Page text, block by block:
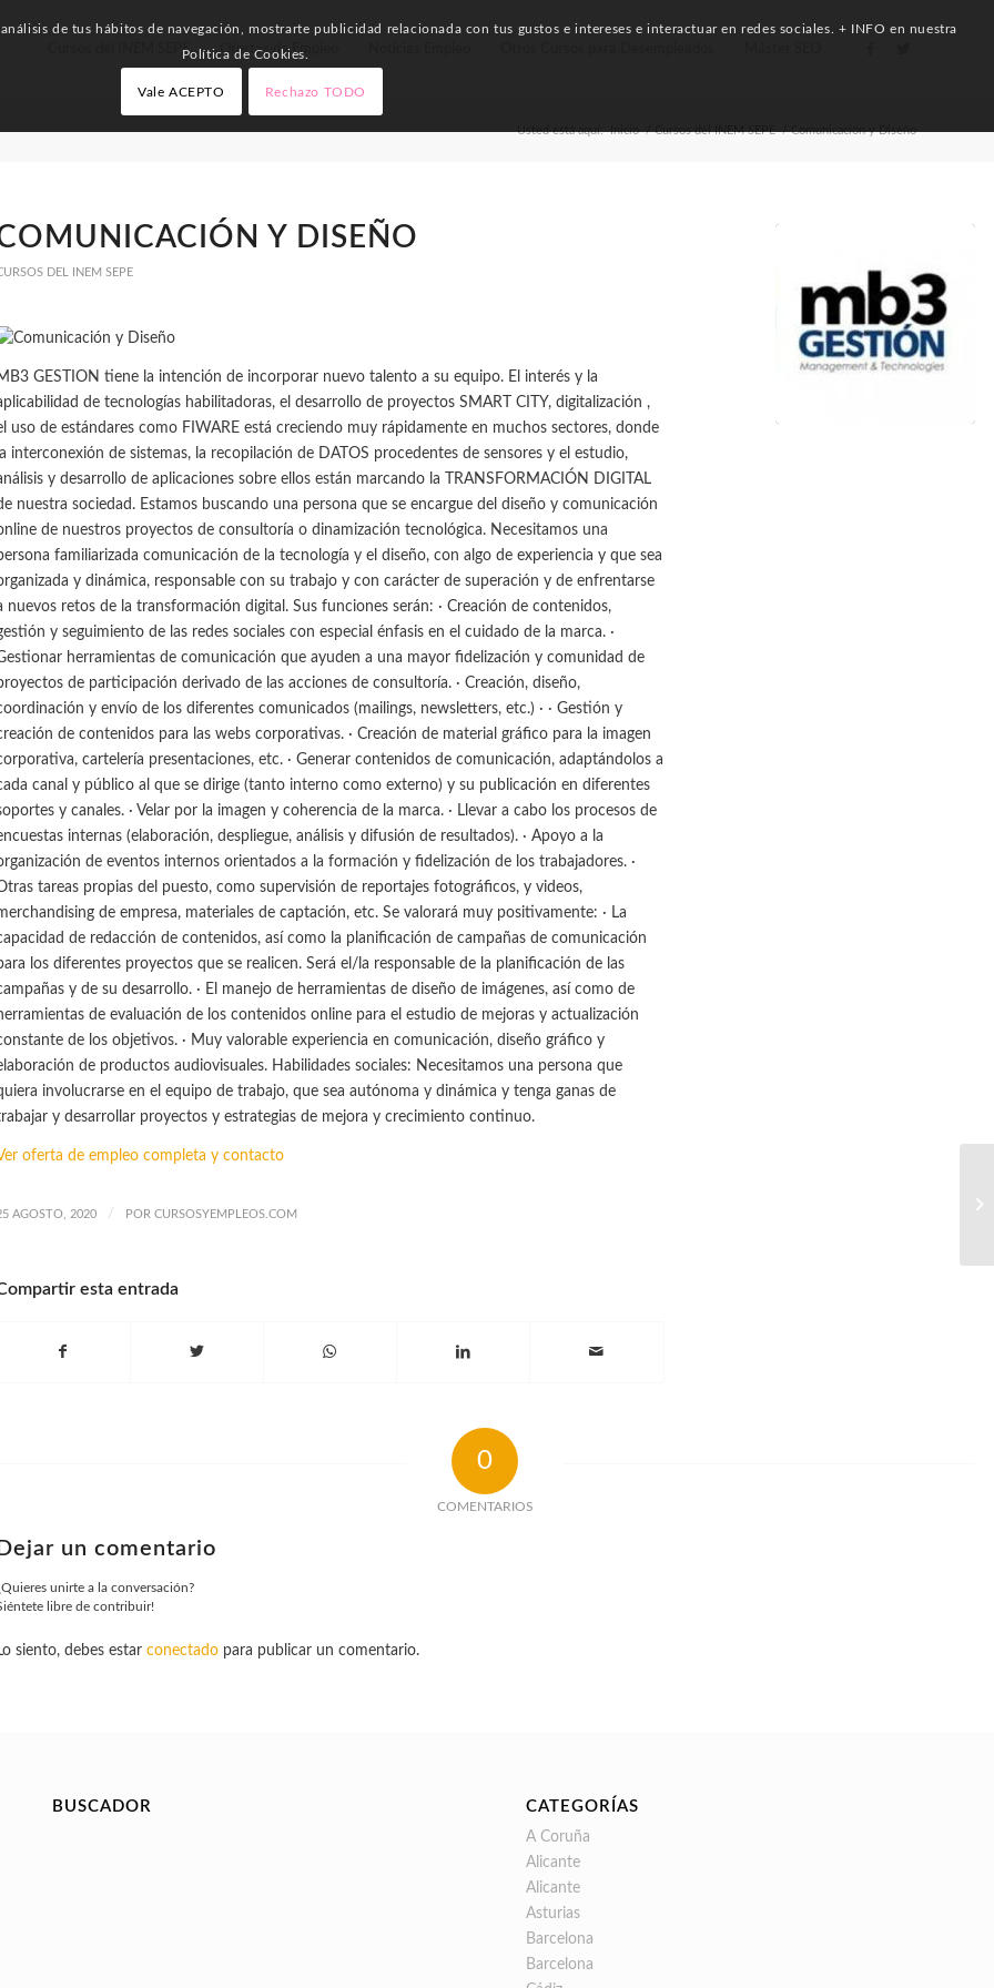
Cursos del INEM SEPE Ofertas de Empleo
Usted está aquí: Inicio / Cursos del INEM SEPE / Comunicación y Diseño
Y DISEÑO
DEL INEM SEPE
GESTION tiene la intención de incorporar nuevo talento a su equipo. El interés y la
de tecnologías habilitadoras, el desarrollo de proyectos SMART CITY, digitalización ,
uso de estándares como FIWARE está creciendo muy rápidamente en muchos sectores, donde
la interconexión de sistemas, la recopilación de DATOS procedentes de sensores y el estudio,
y desarrollo de aplicaciones sobre ellos están marcando la TRANSFORMACIÓN DIGITAL
nuestra sociedad. Estamos buscando una persona que se encargue del diseño y comunicación
de nuestros proyectos de consultoría o dinamización tecnológica. Necesitamos una
familiarizada comunicación de la tecnología y el diseño, con algo de experiencia y que sea
y dinámica, responsable con su trabajo y con carácter de superación y de enfrentarse
nuevos retos de la transformación digital. Sus funciones serán: · Creación de contenidos,
y seguimiento de las redes sociales con especial énfasis en el cuidado de la marca. ·
herramientas de comunicación que ayuden a una mayor fidelización y comunidad de
de participación derivado de las acciones de consultoría. · Creación, diseño,
y envío de los diferentes comunicados (mailings, newsletters, etc.) · · Gestión y
de contenidos para las webs corporativas. · Creación de material gráfico para la imagen
cartelería presentaciones, etc. · Generar contenidos de comunicación, adaptándolos a
canal y público al que se dirige (tanto interno como externo) y su publicación en diferentes
y canales. · Velar por la imagen y coherencia de la marca. · Llevar a cabo los procesos de
internas (elaboración, despliegue, análisis y difusión de resultados). · Apoyo a la
de eventos internos orientados a la formación y fidelización de los trabajadores. ·
tareas propias del puesto, como supervisión de reportajes fotográficos, y videos,
de empresa, materiales de captación, etc. Se valorará muy positivamente: · La
de redacción de contenidos, así como la planificación de campañas de comunicación
los diferentes proyectos que se realicen. Será el/la responsable de la planificación de las
y de su desarrollo. · El manejo de herramientas de diseño de imágenes, así como de
de evaluación de los contenidos online para el estudio de mejoras y actualización
de los objetivos. · Muy valorable experiencia en comunicación, diseño gráfico y
de productos audiovisuales. Habilidades sociales: Necesitamos una persona que
involucrarse en el equipo de trabajo, que sea autónoma y dinámica y tenga ganas de
y desarrollar proyectos y estrategias de mejora y crecimiento continuo.
oferta de empleo completa y contacto
AGOSTO, 2020 / POR CURSOSYEMPLEOS.COM
esta entrada
0
COMENTARIOS
Dejar un comentario
unirte a la conversación?
libre de contribuir!
Lo siento, debes estar conectadopara publicar un comentario.
BUSCADOR CATEGORÍAS
A Coruña
Alicante
Alicante
Asturias
Barcelona
Barcelona
de tus hábitos de navegación, mostrarte publicidad relacionada con tus gustos e intereses e interactuar en redes sociales. + INFO en nuestra
Política de Cookies.
Vale ACEPTO Rechazo TODO